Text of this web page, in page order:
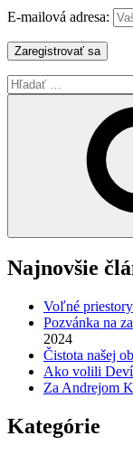
E-mailová adresa:
Hľadať:
Najnovšie
Voľné
Pozvánka na
2024
Čistota našej
Ako volili
Za Andrejom
Kategórie